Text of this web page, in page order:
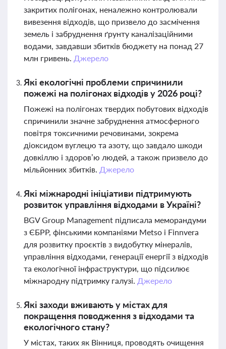
закритих полігонах, неналежно контролювали
вивезення відходів, що призвело до засмічення
земель і забруднення ґрунту каналізаційними
водами, завдавши збитків бюджету на понад 27
млн гривень. Джерело
Які екологічні проблеми спричинили
пожежі на полігонах відходів у 2026 році?
Пожежі на полігонах твердих побутових відходів
спричинили значне забруднення атмосферного
повітря токсичними речовинами, зокрема
діоксидом вуглецю та азоту, що завдало шкоди
довкіллю і здоров’ю людей, а також призвело до
мільйонних збитків. Джерело
Які міжнародні ініціативи підтримують
розвиток управління відходами в Україні?
BGV Group Management підписала меморандуми
з ЄБРР, фінськими компаніями Metso і Finnvera
для розвитку проєктів з видобутку мінералів,
управління відходами, генерації енергії з відходів
та екологічної інфраструктури, що підсилює
міжнародну підтримку галузі. Джерело
Які заходи вживають у містах для
покращення поводження з відходами та
екологічного стану?
У містах, таких як Вінниця, проводять очищення